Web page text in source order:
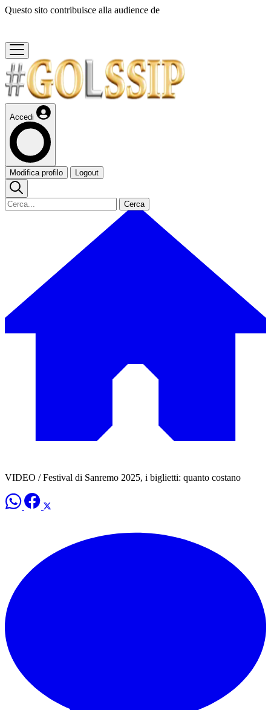
Questo sito contribuisce alla audience de
Accedi
Modifica profilo Logout
Cerca
VIDEO / Festival di Sanremo 2025, i biglietti: quanto costano